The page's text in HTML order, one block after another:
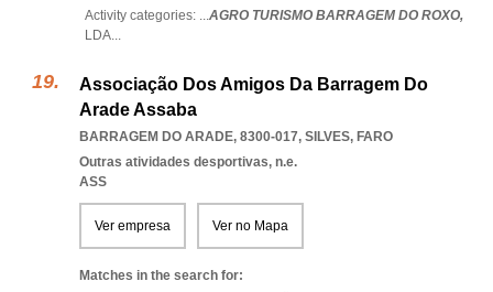
Activity categories: ...AGRO TURISMO BARRAGEM DO ROXO,
LDA...
Associação Dos Amigos Da Barragem Do
Arade Assaba
BARRAGEM DO ARADE, 8300-017, SILVES, FARO
Outras atividades desportivas, n.e.
ASS
Ver empresa Ver no Mapa
Matches in the search for: